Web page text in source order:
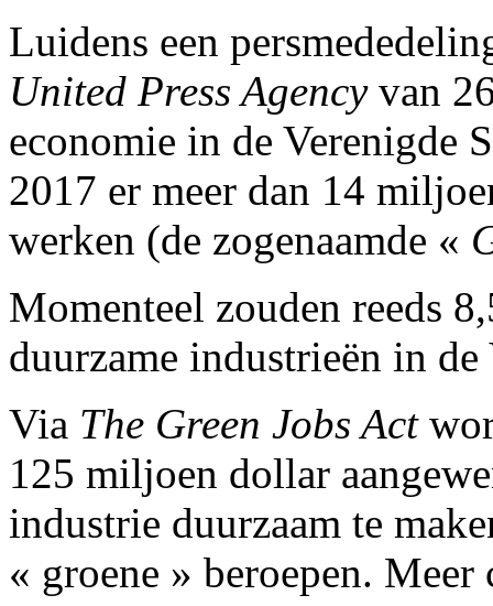
Luidens een
United Press Agencyvan
economie in de Verenigde
2017 er meer dan 14
werken (de zogenaamde «
Momenteel zouden reeds
duurzame industrieën in
Via The Green Jobs Act
125 miljoen dollar
industrie duurzaam te
« groene » beroepen. Meer